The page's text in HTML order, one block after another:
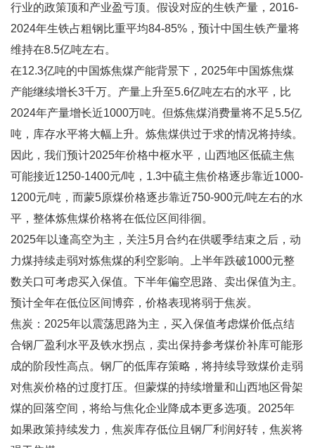
行业的政策顶和产业盈亏顶。假设对应的生铁产量，2016-
2024年生铁占粗钢比重平均84-85%，预计中国生铁产量将
维持在8.5亿吨左右。
在12.3亿吨的中国炼焦煤产能背景下，2025年中国炼焦煤
产能继续增长3千万。产量上升至5.6亿吨左右的水平，比
2024年产量增长近1000万吨。但炼焦煤消费量将不足5.5亿
吨，库存水平将大幅上升。炼焦煤供过于求的情况将持续。
因此，我们预计2025年价格中枢水平，山西地区低硫主焦
可能接近1250-1400元/吨，1.3中硫主焦价格逐步靠近1000-
1200元/吨，而蒙5原煤价格逐步靠近750-900元/吨左右的水
平，整体炼焦煤价格将在低位区间徘徊。
2025年以逢高空为主，关注5月合约在供暖季结束之后，动
力煤持续走弱对炼焦煤的利空影响。上半年跌破1000元整
数关口可考虑买入保值。下半年偏空思路、卖出保值为主。
预计全年在低位区间博弈，价格表现将弱于焦炭。
焦炭：2025年以震荡思路为主，买入保值考虑煤价低点结
合钢厂盈利水平及铁水拐点，卖出保持参考煤价补库可能形
成的阶段性高点。钢厂的低库存策略，将持续导致煤价走弱
对焦炭价格的过度打压。但蒙煤的持续增量和山西地区骨架
煤的回落空间，将给与焦化企业降成本更多选项。2025年
如果政策持续发力，焦炭库存低位且钢厂利润好转，焦炭将